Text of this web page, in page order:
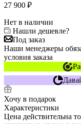
27 900 ₽
Нет в наличии
Нашли дешевле?
Под заказ
Наши менеджеры
условия заказа
Хочу в подарок
Характеристики
Цена действительна